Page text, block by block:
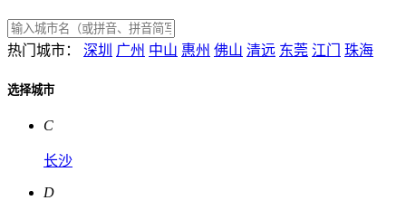
热门城市： 深圳 广州 中山 惠州 佛山 清远 东莞 江门 珠海
选择城市
C
长沙
D